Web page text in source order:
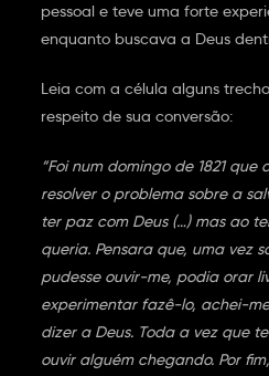
pessoal e teve uma forte
enquanto buscava a Deus
Leia com a célula alguns
respeito de sua conversão:
“Foi num domingo de 1821
resolver o problema sobre a
ter paz com Deus (…) mas ao
queria. Pensara que, uma vez
pudesse ouvir-me, podia orar
experimentar fazê-lo, achei-
dizer a Deus. Toda a vez que
ouvir alguém chegando. Por